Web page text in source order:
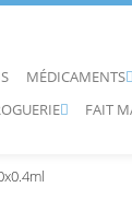

MÉDICAMENTS
 FAIT